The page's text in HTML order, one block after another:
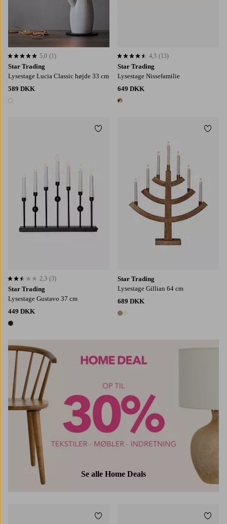
Star Trading
Lysestage Lucia Classic højde 33 cm
589 DKK
1 farve
5,0 baseret på 1 bedømmelser
5,0 (1)
Star Trading
Lysestage Nissefamilie
649 DKK
1 farve
4,3 baseret på 13 bedømmelser
4,3 (13)
Star Trading
Lysestage Gustavo 37 cm
449 DKK
1 farve
2,3 baseret på 3 bedømmelser
2,3 (3)
Tilføj til favoritter
Se alle Home Deals
Star Trading
Lysestage Gillian 64 cm
689 DKK
2 farver
Tilføj til favoritter